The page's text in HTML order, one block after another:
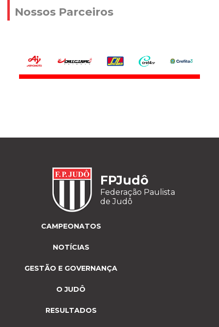
Nossos Parceiros
FPJudô
Federação Paulista
de Judô
CAMPEONATOS
NOTÍCIAS
GESTÃO E GOVERNANÇA
O JUDÔ
RESULTADOS